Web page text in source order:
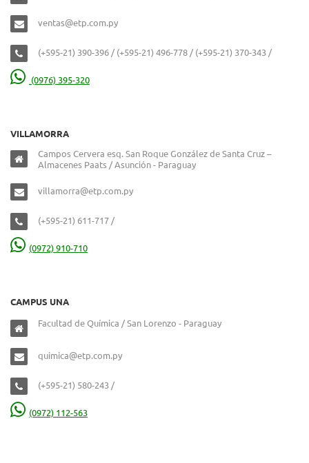
ventas@etp.com.py
(+595-21) 390-396 / (+595-21) 496-778 / (+595-21) 370-343 /
(0976) 395-320
VILLAMORRA
Campos Cervera esq. San Roque González de Santa Cruz –
Almacenes Paats / Asunción - Paraguay
villamorra@etp.com.py
(+595-21) 611-717 /
(0972) 910-710
CAMPUS UNA
Facultad de Química / San Lorenzo - Paraguay
quimica@etp.com.py
(+595-21) 580-243 /
(0972) 112-563